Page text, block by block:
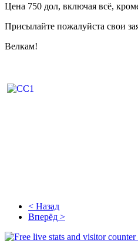
Цена 750 дол, включая всё,
Присылайте пожалуйста свои
Велкам!
< Назад
Вперёд >